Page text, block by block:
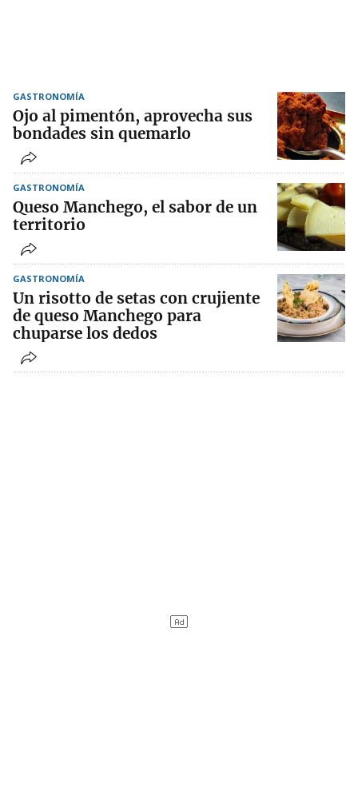
GASTRONOMÍA
Ojo al pimentón, aprovecha sus
bondades sin quemarlo
GASTRONOMÍA
Queso Manchego, el sabor de un
territorio
GASTRONOMÍA
Un risotto de setas con crujiente
de queso Manchego para
chuparse los dedos